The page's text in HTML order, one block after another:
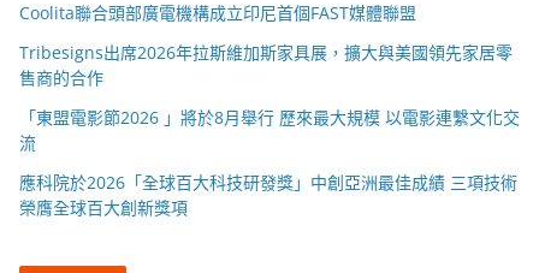
Coolita聯合頭部廣電機構成立印尼首個FAST媒體聯盟
Tribesigns出席2026年拉斯維加斯家具展，擴大與美國領先家居零
售商的合作
「東盟電影節2026 」將於8月舉行 歷來最大規模 以電影連繫文化交
流
應科院於2026「全球百大科技研發獎」中創亞洲最佳成績 三項技術
榮膺全球百大創新獎項